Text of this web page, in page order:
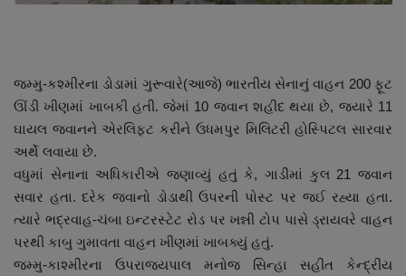
રાષ્ટ્રીય
જુનાગઢ
Support US
બજારના સમાચાર
નાણાંકીય સમાચાર
જમ્મુ-કશ્મીરના ડોડામાં ગુરૂવારે(આજે) ભારતીય સેનાનું વાહન 200 ફૂટ
ઊંડી ખીણમાં ખાબકી હતી. જેમાં 10 જવાન શહીદ થયા છે, જયારે 11
ઘાયલ જવાનને એરલિફ્ટ કરીને ઉધમપુર મિલિટરી હોસ્પિટલ સારવાર
અર્થે લવાયા છે.
વધુમાં સેનાના અધિકારીએ જણાવ્યું હતું કે, ગાડીમાં કુલ 21 જવાન
સવાર હતા. દરેક જવાનો ડોડાથી ઉપરની પોસ્ટ પર જઈ રહ્યા હતા.
ત્યારે ભદ્રવાહ-ચંબા ઇન્ટરસ્ટેટ રોડ પર ખન્ની ટોપ પાસે ડ્રાયવરે વાહન
પરથી કાબુ ગુમાવતા વાહન ખીણમાં ખાબક્યું હતું.
જમ્મુ-કાશ્મીરના ઉપરાજ્યપાલ મનોજ સિન્હા સહીત કેન્દ્રીય